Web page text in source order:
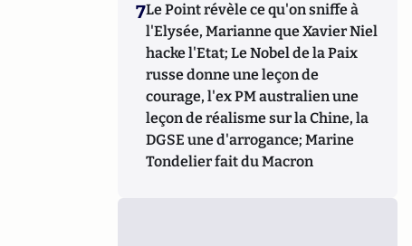
7Le Point révèle ce qu'on sniffe à
l'Elysée, Marianne que Xavier Niel
hacke l'Etat; Le Nobel de la Paix
russe donne une leçon de
courage, l'ex PM australien une
leçon de réalisme sur la Chine, la
DGSE une d'arrogance; Marine
Tondelier fait du Macron